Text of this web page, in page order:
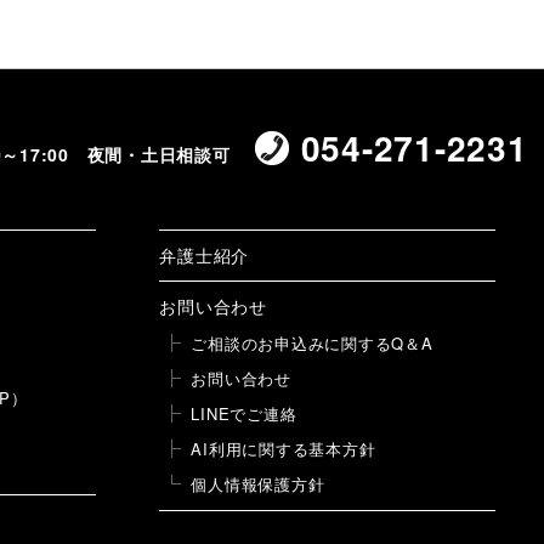
17:00 夜間・土日相談可 054-271-2231
弁護士紹介
お問い合わせ
ご相談のお申込みに関するQ＆A
お問い合わせ
LINEでご連絡
AI利用に関する基本方針
個人情報保護方針